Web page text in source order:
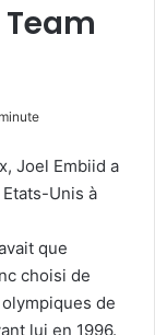
Joel Embiid a
Unis à
que
choisi de
de
lui en 1996.